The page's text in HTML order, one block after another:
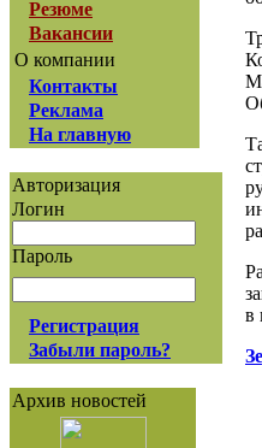
Резюме
Вакансии
О компании
Контакты
Реклама
На главную
Авторизация
Логин
Пароль
Регистрация
Забыли пароль?
Архив новостей
в